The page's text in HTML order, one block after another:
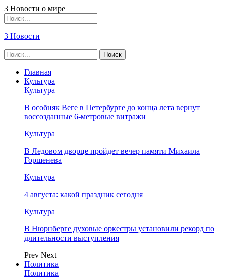
3 Новости о мире
3 Новости
Главная
Культура
Культура
В особняк Веге в Петербурге до конца лета вернут
воссозданные 6-метровые витражи
Культура
В Ледовом дворце пройдет вечер памяти Михаила
Горшенева
Культура
4 августа: какой праздник сегодня
Культура
В Нюрнберге духовые оркестры установили рекорд по
длительности выступления
Prev Next
Политика
Политика